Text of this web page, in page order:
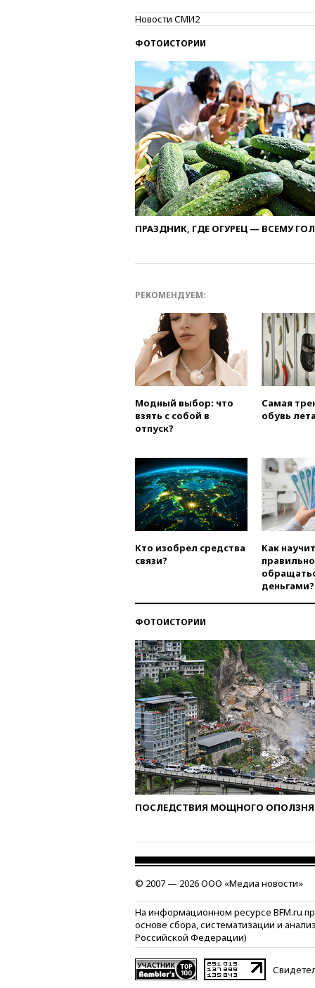
Новости СМИ2
ФОТОИСТОРИИ
ПРАЗДНИК, ГДЕ ОГУРЕЦ — ВСЕМУ
РЕКОМЕНДУЕМ:
Модный выбор: что
взять с собой в
отпуск?
Самая
обувь
Кто изобрел средства
связи?
Как
правильно
деньгами?
ФОТОИСТОРИИ
ПОСЛЕДСТВИЯ МОЩНОГО ОПОЛЗНЯ
© 2007 — 2026 ООО «Медиа новости»
На информационном ресурсе BFM.ru
основе сбора, систематизации и
Российской Федерации)